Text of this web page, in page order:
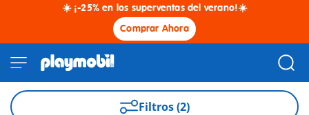
☀️ ¡-25% en los superventas del verano!☀️
Comprar Ahora
Filtros (2)